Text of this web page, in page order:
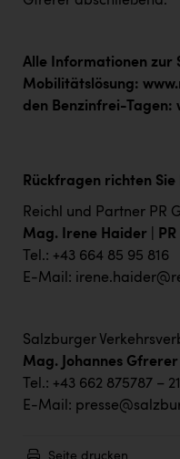
Alle Informationen zur
Mobilitätslösung:
den Benzinfrei-Tagen:
Rückfragen richten
Reichl und Partner PR
Mag. Irene Haider |
Tel.: +43 664 85 95 816
E-Mail:
Salzburger
Mag. Johannes
Tel.: +43 662 875787 –
E-Mail: